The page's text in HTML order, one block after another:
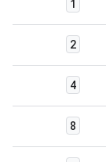
1
2
4
8